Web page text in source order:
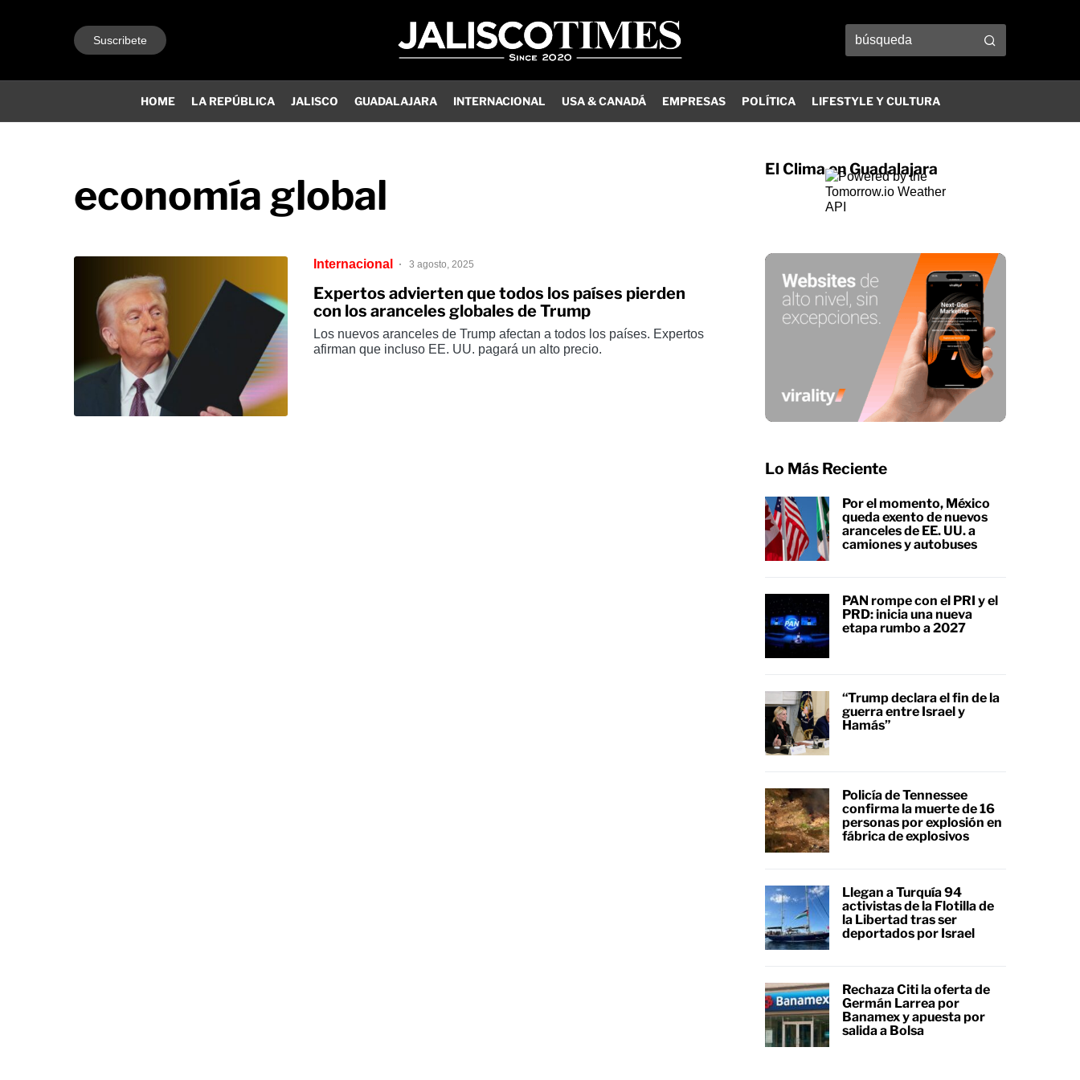
Suscribete
HOME LA REPÚBLICA JALISCO GUADALAJARA INTERNACIONAL USA & CANADÁ EMPRESAS POLÍTICA LIFESTYLE Y CULTURA
economía global
Internacional 3 agosto, 2025
Expertos advierten que todos los países pierden
con los aranceles globales de Trump
Los nuevos aranceles de Trump afectan a todos los países. Expertos
afirman que incluso EE. UU. pagará un alto precio.
El Clima en Guadalajara
Lo Más Reciente
Por el momento, México
queda exento de nuevos
aranceles de EE. UU. a
camiones y autobuses
PAN rompe con el PRI y el
PRD: inicia una nueva
etapa rumbo a 2027
“Trump declara el fin de la
guerra entre Israel y
Hamás”
Policía de Tennessee
confirma la muerte de 16
personas por explosión en
fábrica de explosivos
Llegan a Turquía 94
activistas de la Flotilla de
la Libertad tras ser
deportados por Israel
Rechaza Citi la oferta de
Germán Larrea por
Banamex y apuesta por
salida a Bolsa